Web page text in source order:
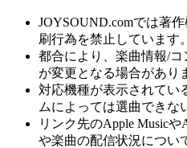
JOYSOUND.comでは著
刷行為を禁止しています。
都合により、楽曲情報/
が変更となる場合があり
対応機種が表示されてい
ムによっては選曲できな
リンク先のApple Music
や楽曲の配信状況につい